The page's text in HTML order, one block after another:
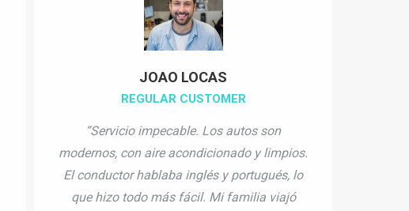
JOAO LOCAS
REGULAR CUSTOMER
“Servicio impecable. Los autos son
modernos, con aire acondicionado y limpios.
El conductor hablaba inglés y portugués, lo
que hizo todo más fácil. Mi familia viajó